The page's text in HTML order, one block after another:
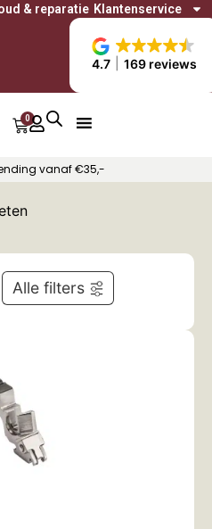
4.7 169 reviews
& reparatie Klantenservice
0
vanaf €35,-
Alle filters